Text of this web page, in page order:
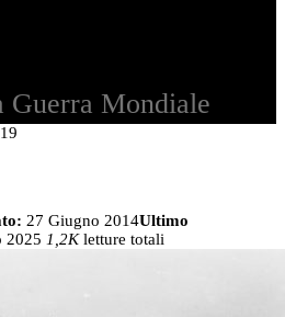
Guerra Mondiale
27 Giugno 2014Ultimo
2025 1,2Kletture totali